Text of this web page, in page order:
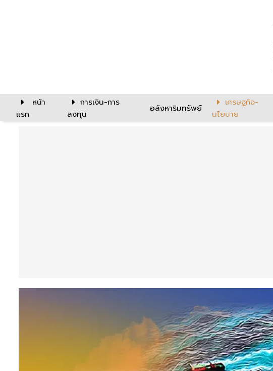
หน้า
แรก
การเงิน-การ
ลงทุน
อสังหาริมทรัพย์
เศรษฐกิจ-
นโยบาย